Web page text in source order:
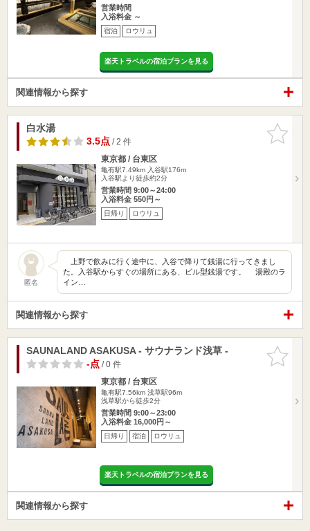
営業時間
入浴料金 ～
宿泊 ロウリュ
楽天トラベルの宿泊プランを見る
関連情報から探す
お気に入
りに追加
白水湯
3.5点/ 2 件
東京都 / 台東区
亀有駅7.49km 入谷駅176m
入谷駅より徒歩約2分
営業時間 9:00～24:00
入浴料金 550円～
日帰り ロウリュ
匿名
上野で飲みに行く途中に、入谷で降りて銭湯に行ってきまし
た。入谷駅からすぐの場所にある、ビル型銭湯です。 湯殿のラ
イン…
関連情報から探す
お気に入
りに追加
SAUNALAND ASAKUSA - サウナランド浅草 -
-点/ 0 件
東京都 / 台東区
亀有駅7.56km 浅草駅96m
浅草駅から徒歩2分
営業時間 9:00～23:00
入浴料金 16,000円～
日帰り 宿泊 ロウリュ
楽天トラベルの宿泊プランを見る
関連情報から探す